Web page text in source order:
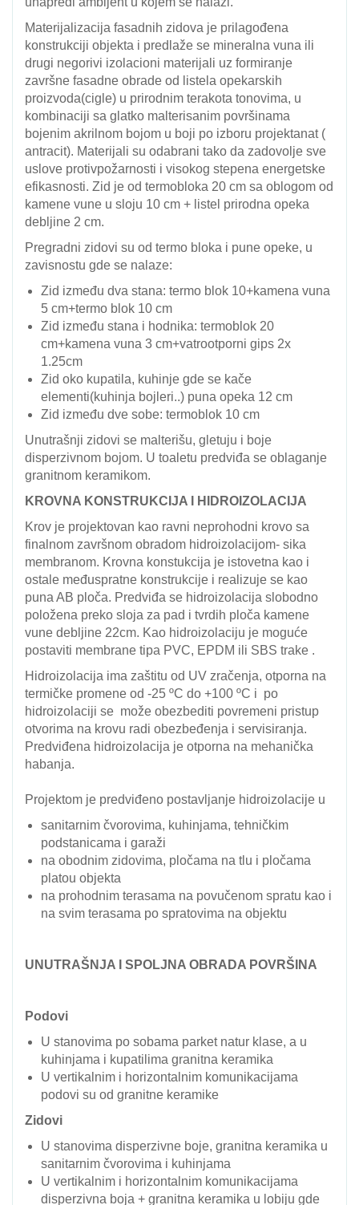
Materijalizacija fasadnih zidova je prilagođena
konstrukciji objekta i predlaže se mineralna vuna ili
drugi negorivi izolacioni materijali uz formiranje
završne fasadne obrade od listela opekarskih
proizvoda(cigle) u prirodnim terakota tonovima, u
kombinaciji sa glatko malterisanim površinama
bojenim akrilnom bojom u boji po izboru projektanat (
antracit). Materijali su odabrani tako da zadovolje sve
uslove protivpožarnosti i visokog stepena energetske
efikasnosti. Zid je od termobloka 20 cm sa oblogom od
kamene vune u sloju 10 cm + listel prirodna opeka
debljine 2 cm.
Pregradni zidovi su od termo bloka i pune opeke, u
zavisnostu gde se nalaze:
Zid između dva stana: termo blok 10+kamena vuna
5 cm+termo blok 10 cm
Zid između stana i hodnika: termoblok 20
cm+kamena vuna 3 cm+vatrootporni gips 2x
1.25cm
Zid oko kupatila, kuhinje gde se kače
elementi(kuhinja bojleri..) puna opeka 12 cm
Zid između dve sobe: termoblok 10 cm
Unutrašnji zidovi se malterišu, gletuju i boje
disperzivnom bojom. U toaletu predviđa se oblaganje
granitnom keramikom.
KROVNA KONSTRUKCIJA I HIDROIZOLACIJA
Krov je projektovan kao ravni neprohodni krovo sa
finalnom završnom obradom hidroizolacijom- sika
membranom. Krovna konstukcija je istovetna kao i
ostale međuspratne konstrukcije i realizuje se kao
puna AB ploča. Predviđa se hidroizolacija slobodno
položena preko sloja za pad i tvrdih ploča kamene
vune debljine 22cm. Kao hidroizolaciju je moguće
postaviti membrane tipa PVC, EPDM ili SBS trake .
Hidroizolacija ima zaštitu od UV zračenja, otporna na
termičke promene od -25 ºC do +100 ºC i po
hidroizolaciji se može obezbediti povremeni pristup
otvorima na krovu radi obezbeđenja i servisiranja.
Predviđena hidroizolacija je otporna na mehanička
habanja.
Projektom je predviđeno postavljanje hidroizolacije u
sanitarnim čvorovima, kuhinjama, tehničkim
podstanicama i garaži
na obodnim zidovima, pločama na tlu i pločama
platou objekta
na prohodnim terasama na povučenom spratu kao i
na svim terasama po spratovima na objektu
UNUTRAŠNJA I SPOLJNA OBRADA POVRŠINA
Podovi
U stanovima po sobama parket natur klase, a u
kuhinjama i kupatilima granitna keramika
U vertikalnim i horizontalnim komunikacijama
podovi su od granitne keramike
Zidovi
U stanovima disperzivne boje, granitna keramika u
sanitarnim čvorovima i kuhinjama
U vertikalnim i horizontalnim komunikacijama
disperzivna boja + granitna keramika u lobiju gde